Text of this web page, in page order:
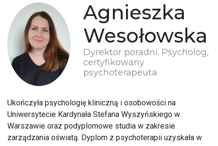
Agnieszka
Wesołowska
Dyrektor poradni. Psycholog,
certyfikowany
psychoterapeuta
Ukończyła psychologię kliniczną i osobowości na
Uniwersytecie Kardynała Stefana Wyszyńskiego w
Warszawie oraz podyplomowe studia w zakresie
zarządzania oświatą. Dyplom z psychoterapii uzyskała w